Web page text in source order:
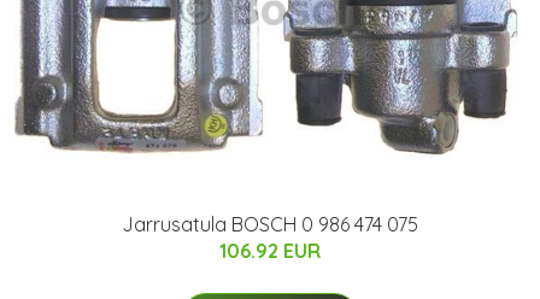
Jarrusatula BOSCH 0 986 474 075
106.92 EUR